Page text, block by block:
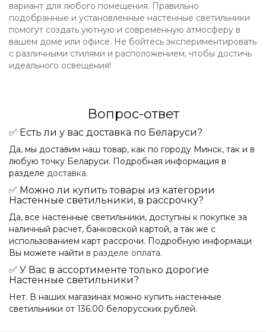
вариант для любого помещения. Правильно
подобранные и установленные настенные светильники
помогут создать уютную и современную атмосферу в
вашем доме или офисе. Не бойтесь экспериментировать
с различными стилями и расположением, чтобы достичь
идеального освещения!
Вопрос-ответ
✅ Есть ли у вас доставка по Беларуси?
Да, мы доставим наш товар, как по городу Минск, так и в
любую точку Беларуси. Подробная информация в
разделе доставка.
✅ Можно ли купить товары из категории
Настенные светильники, в рассрочку?
Да, все настенные светильники, доступны к покупке за
наличный расчет, банковской картой, а так же с
использованием карт рассрочи. Подробную информаци
Вы можете найти в разделе оплата.
✅ У Вас в ассортименте только дорогие
Настенные светильники?
Нет. В наших магазинах можно купить настенные
светильники от 136.00 белорусских рублей.